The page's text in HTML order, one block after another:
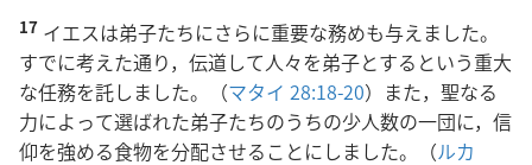
17 イエスは弟子たちにさらに重要な務めも与えました。
すでに考えた通り，伝道して人々を弟子とするという重大
な任務を託しました。（マタイ 28:18-20）また，聖なる
力によって選ばれた弟子たちのうちの少人数の一団に，信
仰を強める食物を分配させることにしました。（ルカ